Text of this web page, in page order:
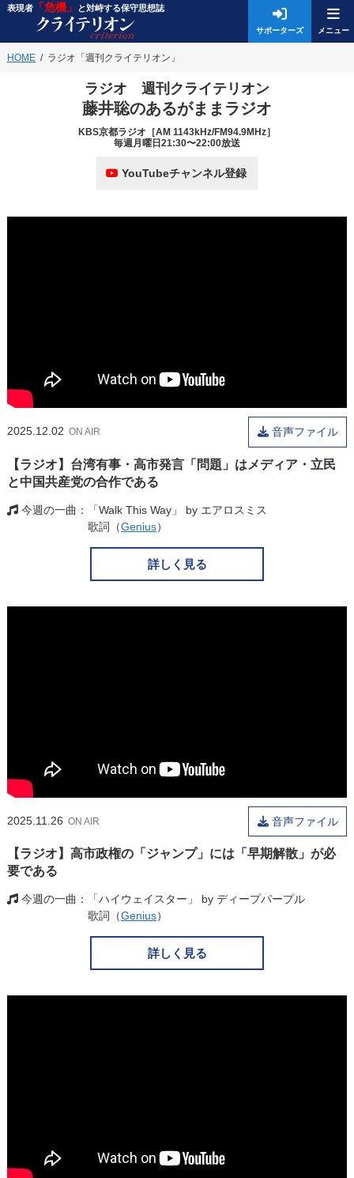
表現者「危機」 と対峙する保守思想誌
サポーターズ
HOME ラジオ「週刊クライテリオン」
ラジオ 週刊クライテリオン
藤井聡のあるがままラジオ
KBS京都ラジオ［AM 1143kHz/FM94.9MHz］
毎週月曜日21:30〜22:00放送
YouTubeチャンネル登録
2025.12.02 ON AIR 音声ファイル
【ラジオ】台湾有事・高市発言「問題」はメディア・立民
と中国共産党の合作である
今週の一曲
「Walk This Way」 by エアロスミス
歌詞（Genius）
詳しく見る
2025.11.26 ON AIR 音声ファイル
【ラジオ】高市政権の「ジャンプ」には「早期解散」が必
要である
今週の一曲
「ハイウェイスター」 by ディープパープル
歌詞（Genius）
詳しく見る